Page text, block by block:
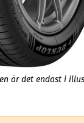
är det endast i